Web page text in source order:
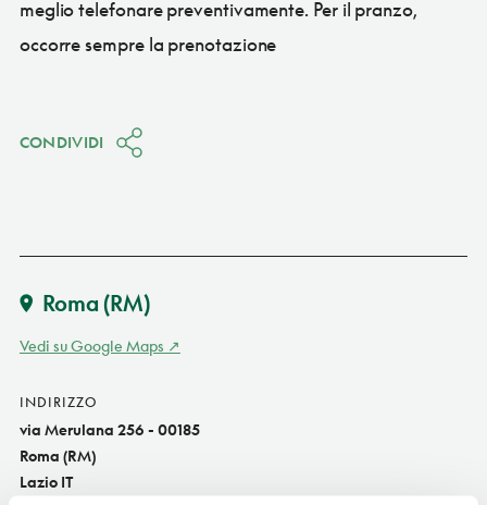
meglio telefonare preventivamente. Per il pranzo,
occorre sempre la prenotazione
CONDIVIDI
Roma (RM)
Vedi su Google Maps
INDIRIZZO
via Merulana 256 - 00185
Roma (RM)
Lazio IT